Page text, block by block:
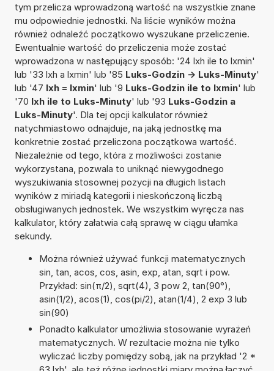
tym przelicza wprowadzoną wartość na wszystkie znane
mu odpowiednie jednostki. Na liście wyników można
również odnaleźć początkowo wyszukane przeliczenie.
Ewentualnie wartość do przeliczenia może zostać
wprowadzona w następujący sposób: '24 lxh ile to lxmin'
lub '33 lxh a lxmin' lub '85 Luks-Godzin -> Luks-Minuty'
lub '47 lxh = lxmin' lub '9 Luks-Godzin ile to lxmin' lub
'70 lxh ile to Luks-Minuty' lub '93 Luks-Godzin a
Luks-Minuty'. Dla tej opcji kalkulator również
natychmiastowo odnajduje, na jaką jednostkę ma
konkretnie zostać przeliczona początkowa wartość.
Niezależnie od tego, która z możliwości zostanie
wykorzystana, pozwala to uniknąć niewygodnego
wyszukiwania stosownej pozycji na długich listach
wyników z miriadą kategorii i nieskończoną liczbą
obsługiwanych jednostek. We wszystkim wyręcza nas
kalkulator, który załatwia całą sprawę w ciągu ułamka
sekundy.
Można również używać funkcji matematycznych
sin, tan, acos, cos, asin, exp, atan, sqrt i pow.
Przykład: sin(π/2), sqrt(4), 3 pow 2, tan(90°),
asin(1/2), acos(1), cos(pi/2), atan(1/4), 2 exp 3 lub
sin(90)
Ponadto kalkulator umożliwia stosowanie wyrażeń
matematycznych. W rezultacie można nie tylko
wyliczać liczby pomiędzy sobą, jak na przykład '2 *